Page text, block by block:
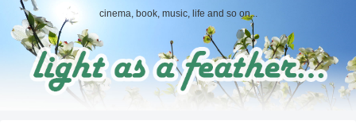
cinema, book, music, life and so on...